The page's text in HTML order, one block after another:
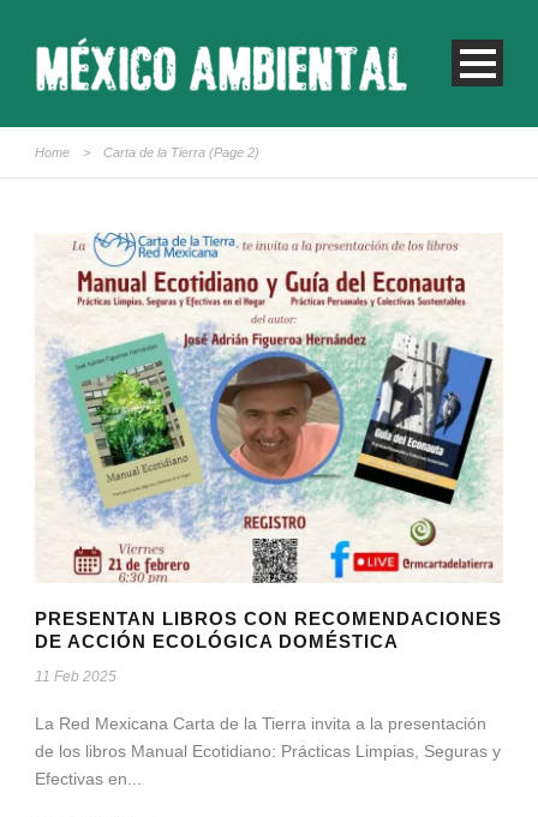
Home > Carta de la Tierra (Page 2)
PRESENTAN LIBROS CON RECOMENDACIONES
DE ACCIÓN ECOLÓGICA DOMÉSTICA
11 Feb 2025
La Red Mexicana Carta de la Tierra invita a la presentación
de los libros Manual Ecotidiano: Prácticas Limpias, Seguras y
Efectivas en...